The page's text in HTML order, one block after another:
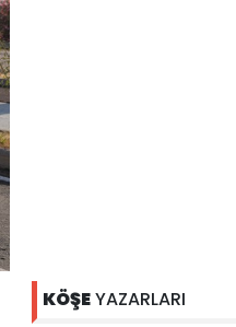
KÖŞEYAZARLARI